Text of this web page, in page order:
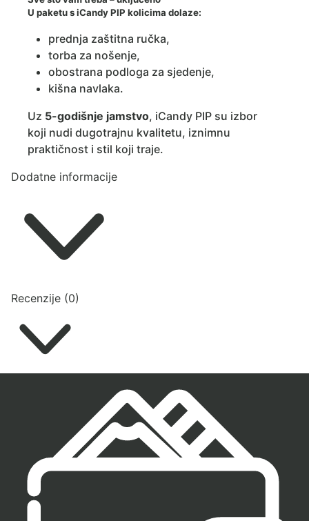
U paketu s iCandy PIP kolicima dolaze:
prednja zaštitna ručka,
torba za nošenje,
obostrana podloga za sjedenje,
kišna navlaka.
Uz 5-godišnje jamstvo, iCandy PIP su izbor
koji nudi dugotrajnu kvalitetu, iznimnu
praktičnost i stil koji traje.
Dodatne informacije
Recenzije (0)